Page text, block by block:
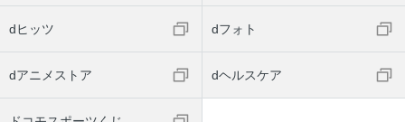
dヒッツ dフォト
dアニメストア dヘルスケア